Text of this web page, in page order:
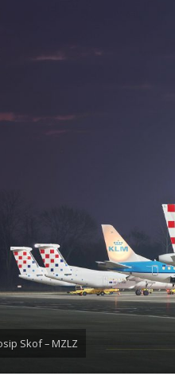
Skof – MZLZ